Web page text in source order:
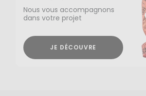
Nous vous accompagnons
dans votre projet
JE DÉCOUVRE